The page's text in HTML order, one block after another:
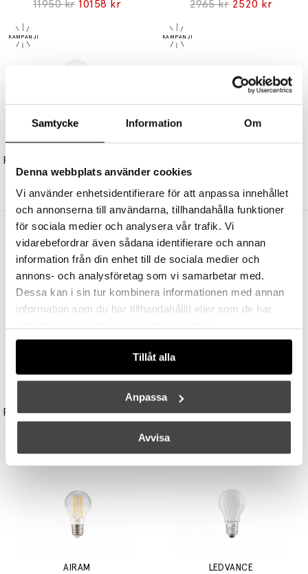
Samtycke Information Om
Denna webbplats använder cookies
Vi använder enhetsidentifierare för att anpassa innehållet
och annonserna till användarna, tillhandahålla funktioner
för sociala medier och analysera vår trafik. Vi
vidarebefordrar även sådana identifierare och annan
information från din enhet till de sociala medier och
annons- och analysföretag som vi samarbetar med.
Dessa kan i sin tur kombinera informationen med annan
information som du har tillhandahållit eller som de har
Tillåt alla
Anpassa
Avvisa
11950 kr 10158 kr 2965 kr 2520 kr
ATELJÉ LYKTAN
3425 kr 2911 kr
ATELJÉ LYKTAN
6690 kr
Andra köpte även
Reflektor MR11 28W (=35W) GU10
AIRAM LEDVANCE